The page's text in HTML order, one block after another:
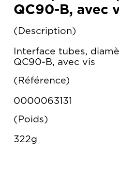
QC90-B, avec
Description
Interface tubes,
QC90-B, avec vis
Référence
0000063131
Poids
322g